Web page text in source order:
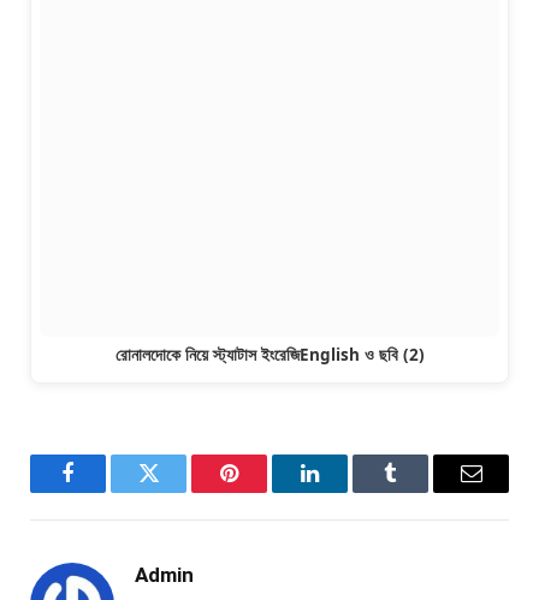
রোনালদোকে নিয়ে স্ট্যাটাস ইংরেজিEnglish ও ছবি (2)
FacebookTwitter Pinterest LinkedInTumblr Email
Admin